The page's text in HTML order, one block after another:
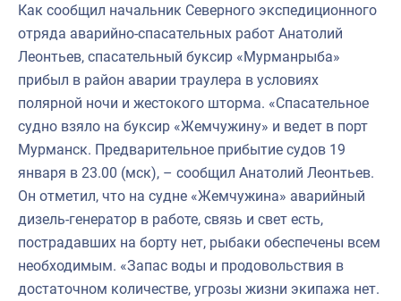
Как сообщил начальник Северного экспедиционного
отряда аварийно-спасательных работ Анатолий
Леонтьев, спасательный буксир «Мурманрыба»
прибыл в район аварии траулера в условиях
полярной ночи и жестокого шторма. «Спасательное
судно взяло на буксир «Жемчужину» и ведет в порт
Мурманск. Предварительное прибытие судов 19
января в 23.00 (мск), – сообщил Анатолий Леонтьев.
Он отметил, что на судне «Жемчужина» аварийный
дизель-генератор в работе, связь и свет есть,
пострадавших на борту нет, рыбаки обеспечены всем
необходимым. «Запас воды и продовольствия в
достаточном количестве, угрозы жизни экипажа нет.